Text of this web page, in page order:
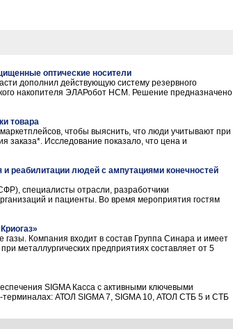
оптические носители
дополнил действующую систему резервного
накопителя ЭЛАРобот НСМ. Решение предназначено
товара
чтобы выяснить, что люди учитывают при
заказа*. Исследование показало, что цена и
реабилитации людей с ампутациями конечностей
специалисты отрасли, разработчики
и пациенты. Во время мероприятия гостям
газы. Компания входит в состав Группа Синара и имеет
металлургических предприятиях составляет от 5
SIGMA Касса с активными ключевыми
АТОЛ SIGMA 7, SIGMA 10, АТОЛ СТБ 5 и СТБ